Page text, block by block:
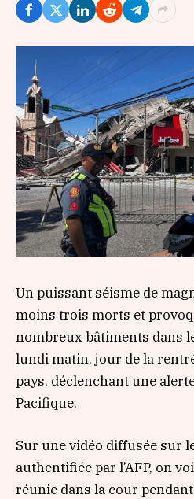
Un puissant séisme de
moins trois morts et
nombreux bâtiments dans
lundi matin, jour de la
pays, déclenchant une
Pacifique.
Sur une vidéo diffusée sur
authentifiée par l’AFP, on
réunie dans la cour